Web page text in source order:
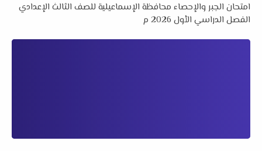
امتحان الجبر والإحصاء محافظة الإسماعيلية للصف الثالث الإعدادي
الفصل الدراسي الأول 2026 م